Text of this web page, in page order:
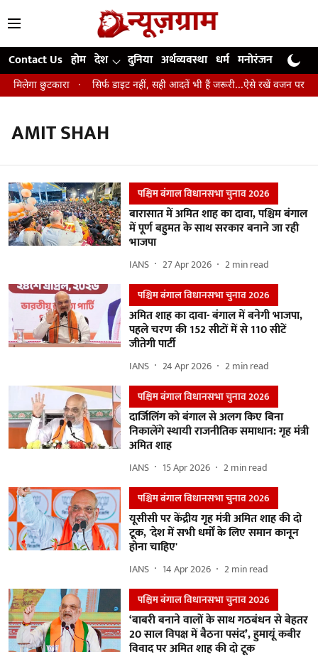
Contact Us होम देश दुनिया अर्थव्यवस्था धर्म मनोरंजन खेल
छुटकारा सिर्फ डाइट नहीं, सही आदतें भी हैं जरूरी...ऐसे रखें वजन पर
AMIT SHAH
पश्चिम बंगाल विधानसभा चुनाव 2026
बारासात में अमित शाह का दावा, पश्चिम बंगाल
में पूर्ण बहुमत के साथ सरकार बनाने जा रही
भाजपा
IANS 27 Apr 2026 2min read
पश्चिम बंगाल विधानसभा चुनाव 2026
अमित शाह का दावा- बंगाल में बनेगी भाजपा,
पहले चरण की 152 सीटों में से 110 सीटें
जीतेगी पार्टी
IANS 24 Apr 2026 2min read
पश्चिम बंगाल विधानसभा चुनाव 2026
दार्जिलिंग को बंगाल से अलग किए बिना
निकालेंगे स्थायी राजनीतिक समाधान: गृह मंत्री
अमित शाह
IANS 15 Apr 2026 2min read
पश्चिम बंगाल विधानसभा चुनाव 2026
यूसीसी पर केंद्रीय गृह मंत्री अमित शाह की दो
टूक, 'देश में सभी धर्मों के लिए समान कानून
होना चाहिए'
IANS 14 Apr 2026 2min read
पश्चिम बंगाल विधानसभा चुनाव 2026
‘बाबरी बनाने वालों के साथ गठबंधन से बेहतर
20 साल विपक्ष में बैठना पसंद’, हुमायूं कबीर
विवाद पर अमित शाह की दो टूक